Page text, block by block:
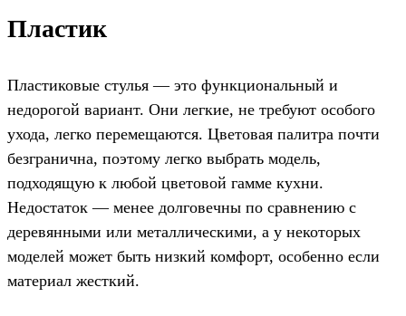
Пластик
Пластиковые стулья — это функциональный и
недорогой вариант. Они легкие, не требуют особого
ухода, легко перемещаются. Цветовая палитра почти
безгранична, поэтому легко выбрать модель,
подходящую к любой цветовой гамме кухни.
Недостаток — менее долговечны по сравнению с
деревянными или металлическими, а у некоторых
моделей может быть низкий комфорт, особенно если
материал жесткий.